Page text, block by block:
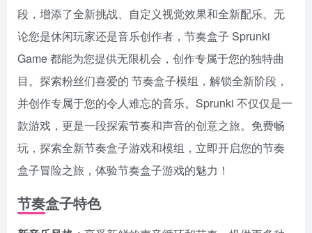
段，增添了全新挑战、自定义视觉效果和全新配乐。无
论您是休闲玩家还是音乐创作者，节奏盒子 Sprunki
Game 都能为您提供无限机会，创作专属于您的独特曲
目。探索粉丝们喜爱的 节奏盒子模组，解锁全新阶段，
并创作专属于您的令人难忘的音乐。Sprunki 不仅仅是一
款游戏，更是一段探索节奏和声音的创意之旅。免费畅
玩，探索全新节奏盒子游戏和模组，立即开启您的节奏
盒子冒险之旅，体验节奏盒子游戏的魅力！
节奏盒子特色